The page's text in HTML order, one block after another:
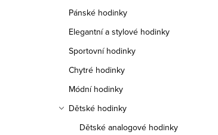
Pánské hodinky
Elegantní a stylové hodinky
Sportovní hodinky
Chytré hodinky
Módní hodinky
Dětské hodinky
Dětské analogové hodinky